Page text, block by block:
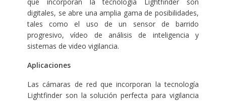
que incorporan la tecnología Lightfinder son
digitales, se abre una amplia gama de posibilidades,
tales como el uso de un sensor de barrido
progresivo, vídeo de análisis de inteligencia y
sistemas de video vigilancia.
Aplicaciones
Las cámaras de red que incorporan la tecnología
Lightfinder son la solución perfecta para vigilancia